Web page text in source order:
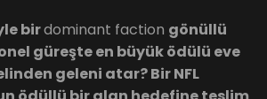
birdominant faction gönüllü
güreşte en büyük ödülü eve
geleni atar? Bir NFL